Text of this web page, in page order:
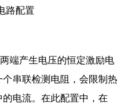
路配置
端产生电压的恒定激励电
串联检测电阻，会限制热
电流。在此配置中，在